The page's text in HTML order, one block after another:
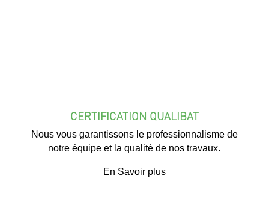
CERTIFICATION QUALIBAT
Nous vous garantissons le professionnalisme de
notre équipe et la qualité de nos travaux.
En Savoir plus